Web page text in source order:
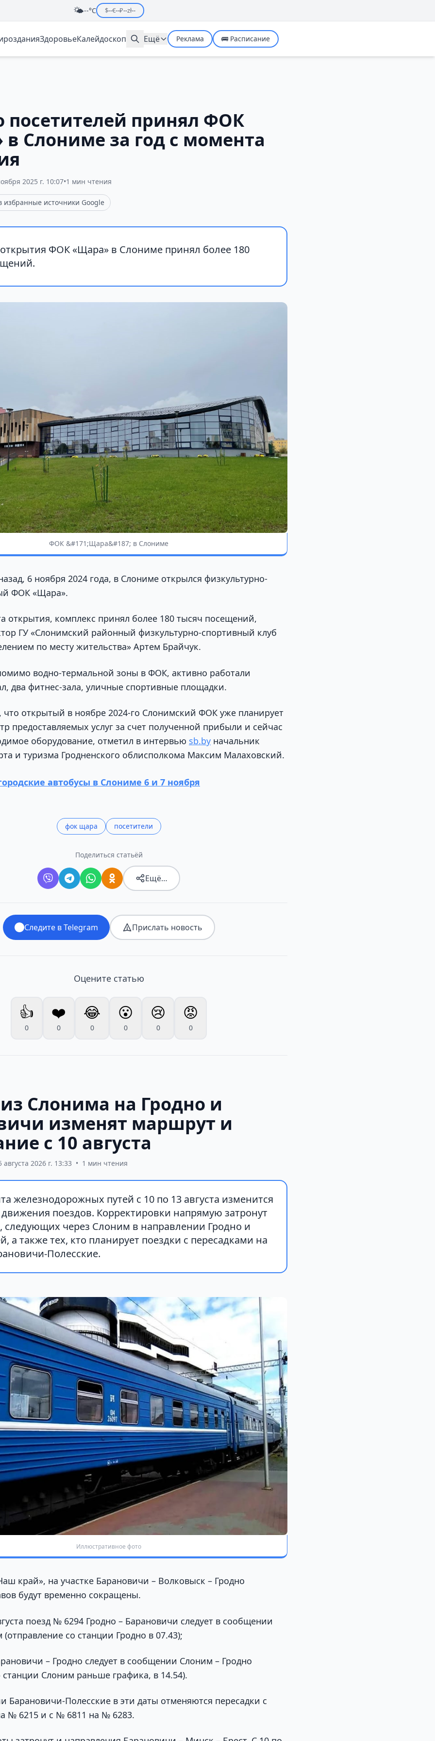
🌤️--°C $--€--₽--zł--
ЗдоровьеКалейдоскоп Ещё Реклама 🚌 Расписание
посетителей принял ФОК
Слониме за год с момента
2025 г. 10:07•1 мин чтения
избранные источники Google
ФОК «Щара» в Слониме принял более 180
ФОК &#171;Щара&#187; в Слониме
6 ноября 2024 года, в Слониме открылся физкультурно-
ФОК «Щара».
открытия, комплекс принял более 180 тысяч посещений,
ГУ «Слонимский районный физкультурно-спортивный клуб
по месту жительства» Артем Брайчук.
водно-термальной зоны в ФОК, активно работали
два фитнес-зала, уличные спортивные площадки.
открытый в ноябре 2024‑го Слонимский ФОК уже планирует
предоставляемых услуг за счет полученной прибыли и сейчас
оборудование, отметил в интервью sb.by начальник
и туризма Гродненского облисполкома Максим Малаховский.
автобусы в Слониме 6 и 7 ноября
фок щара посетители
Поделиться статьёй
Ещё…
Следите в Telegram Прислать новость
Оцените статью
👍
0
❤️
0
😂
0
😮
0
😢
0
😡
0
Слонима на Гродно и
изменят маршрут и
с 10 августа
августа 2026 г. 13:33 • 1 мин чтения
железнодорожных путей с 10 по 13 августа изменится
поездов. Корректировки напрямую затронут
следующих через Слоним в направлении Гродно и
а также тех, кто планирует поездки с пересадками на
Полесские.
Иллюстративное фото
край», на участке Барановичи – Волковыск – Гродно
будут временно сокращены.
поезд № 6294 Гродно – Барановичи следует в сообщении
со станции Гродно в 07.43);
– Гродно следует в сообщении Слоним – Гродно
станции Слоним раньше графика, в 14.54).
Барановичи-Полесские в эти даты отменяются пересадки с
№ 6215 и с № 6811 на № 6283.